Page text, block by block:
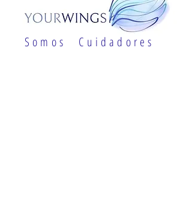
S o m o s C u i d a d o r e s